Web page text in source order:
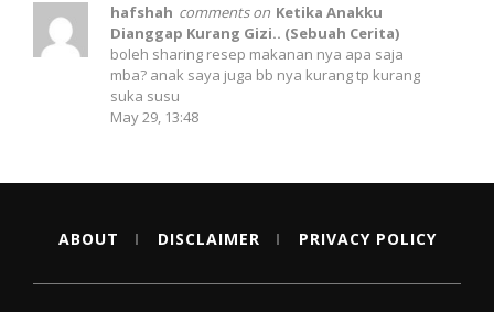
hafshah comments on Ketika Anakku
Dianggap Kurang Gizi.. (Sebuah Cerita)
boleh sharing resep makanan nya apa saja
mba? anak saya juga bb nya kurang tp kurang
suka susu
May 29, 13:48
ABOUT DISCLAIMER PRIVACY POLICY